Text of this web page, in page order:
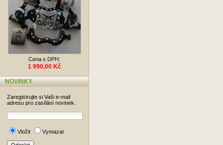
Cena s DPH:
1 990,00 Kč
NOVINKY
Zaregistrujte si Vaši e-mail
adresu pro zasílání novinek.
Vložit Vymazat